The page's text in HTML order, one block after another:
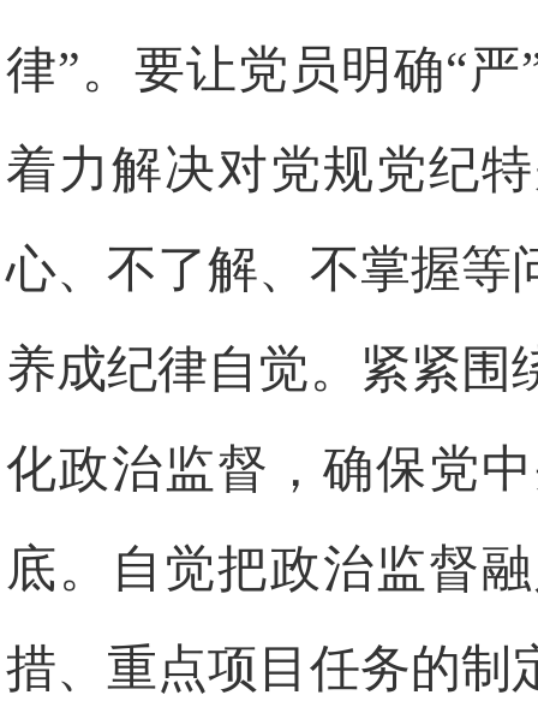
律”。要让党员明确“
着力解决对党规党纪
心、不了解、不掌握等
养成纪律自觉。紧紧围
化政治监督，确保党
底。自觉把政治监督
措、重点项目任务的制